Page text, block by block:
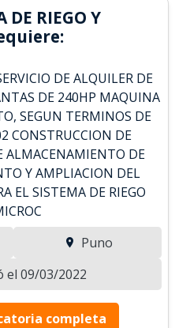
DE RIEGO Y
DE ALQUILER DE
DE 240HP MAQUINA
SEGUN TERMINOS DE
CONSTRUCCION DE
ALMACENAMIENTO DE
Y AMPLIACION DEL
EL SISTEMA DE RIEGO
Puno
el 09/03/2022
completa